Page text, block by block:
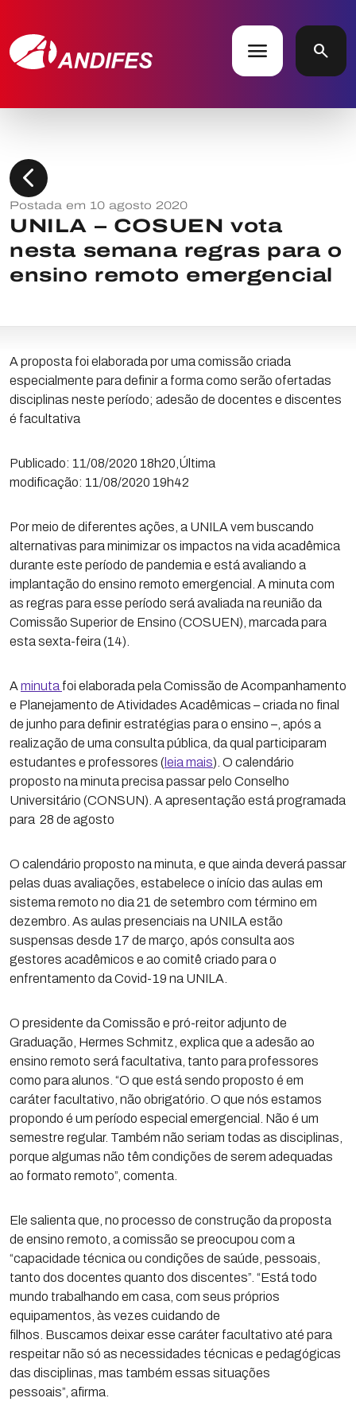
menu search
chevron_left
Postada em 10 agosto 2020
UNILA – COSUEN vota
nesta semana regras para o
ensino remoto emergencial
A proposta foi elaborada por uma comissão criada
especialmente para definir a forma como serão ofertadas
disciplinas neste período; adesão de docentes e discentes
é facultativa
Publicado: 11/08/2020 18h20,Última
modificação: 11/08/2020 19h42
Por meio de diferentes ações, a UNILA vem buscando
alternativas para minimizar os impactos na vida acadêmica
durante este período de pandemia e está avaliando a
implantação do ensino remoto emergencial. A minuta com
as regras para esse período será avaliada na reunião da
Comissão Superior de Ensino (COSUEN), marcada para
esta sexta-feira (14).
A minuta foi elaborada pela Comissão de Acompanhamento
e Planejamento de Atividades Acadêmicas – criada no final
de junho para definir estratégias para o ensino –, após a
realização de uma consulta pública, da qual participaram
estudantes e professores (leia mais). O calendário
proposto na minuta precisa passar pelo Conselho
Universitário (CONSUN). A apresentação está programada
para 28 de agosto
O calendário proposto na minuta, e que ainda deverá passar
pelas duas avaliações, estabelece o início das aulas em
sistema remoto no dia 21 de setembro com término em
dezembro. As aulas presenciais na UNILA estão
suspensas desde 17 de março, após consulta aos
gestores acadêmicos e ao comitê criado para o
enfrentamento da Covid-19 na UNILA.
O presidente da Comissão e pró-reitor adjunto de
Graduação, Hermes Schmitz, explica que a adesão ao
ensino remoto será facultativa, tanto para professores
como para alunos. “O que está sendo proposto é em
caráter facultativo, não obrigatório. O que nós estamos
propondo é um período especial emergencial. Não é um
semestre regular. Também não seriam todas as disciplinas,
porque algumas não têm condições de serem adequadas
ao formato remoto”, comenta.
Ele salienta que, no processo de construção da proposta
de ensino remoto, a comissão se preocupou com a
“capacidade técnica ou condições de saúde, pessoais,
tanto dos docentes quanto dos discentes”. “Está todo
mundo trabalhando em casa, com seus próprios
equipamentos, às vezes cuidando de
filhos. Buscamos deixar esse caráter facultativo até para
respeitar não só as necessidades técnicas e pedagógicas
das disciplinas, mas também essas situações
pessoais”, afirma.